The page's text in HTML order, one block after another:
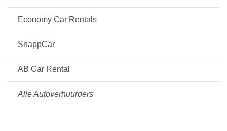
Economy Car Rentals
SnappCar
AB Car Rental
Alle Autoverhuurders